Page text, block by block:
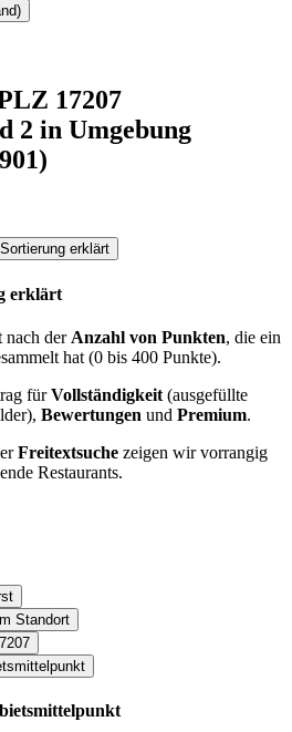
17207
2 in Umgebung
erklärt
erklärt
nach der Anzahl von Punkten, die ein
hat (0 bis 400 Punkte).
fürVollständigkeit (ausgefüllte
Bewertungen und Premium.
Freitextsuche zeigen wir vorrangig
Restaurants.
Standort